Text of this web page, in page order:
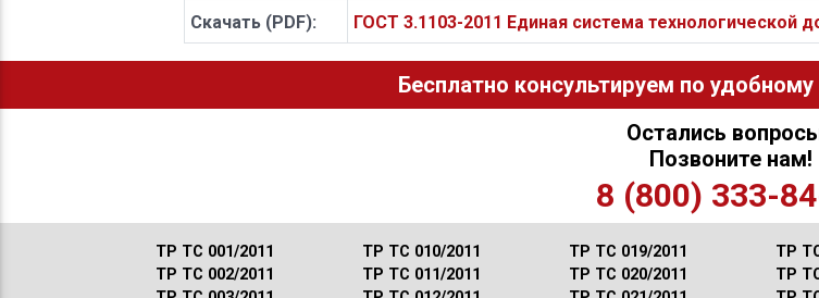
Скачать (PDF): ГОСТ 3.1103-2011 Единая система
Бесплатно консультируем по
Остались
Позвоните нам!
8 (800) 333-
ТР ТС 001/2011
ТР ТС 002/2011
ТР ТС 010/2011
ТР ТС 011/2011
ТР ТС 019/2011
ТР ТС 020/2011
ТР
ТР